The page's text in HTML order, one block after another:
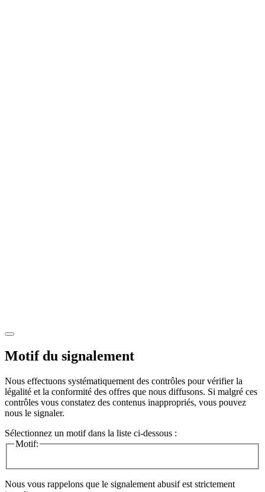
Motif du signalement
Nous effectuons systématiquement des contrôles pour vérifier la
légalité et la conformité des offres que nous diffusons. Si malgré ces
contrôles vous constatez des contenus inappropriés, vous pouvez
nous le signaler.
Sélectionnez un motif dans la liste ci-dessous :
Motif:
Nous vous rappelons que le signalement abusif est strictement